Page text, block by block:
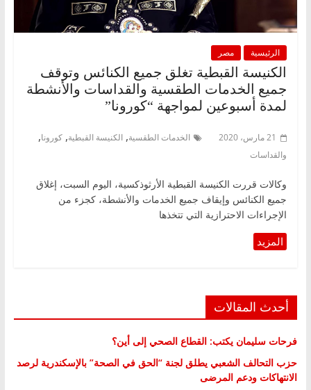
الرئيسية مصر
الكنيسة القبطية تغلق جميع الكنائس وتوقف
جميع الخدمات الطقسية والقداسات والأنشطة
لمدة أسبوعين لمواجهة “كورونا”
21 مارس، 2020 الخدمات الطقسية, الكنيسة القبطية, كورونا,
والقداسات
وكالات قررت الكنيسة القبطية الأرثوذكسية، اليوم السبت، إغلاق
جميع الكنائس وإيقاف جميع الخدمات والأنشطة، كجزء من
الإجراءات الاحترازية التي تتخذها
أحدث المقالات
فرحات سليمان يكتب: القطاع الصحي إلى أين؟
حزب التحالف الشعبي يطلق لجنة “الحق في الصحة” بالإسكندرية لرصد
الانتهاكات ودعم المرضى